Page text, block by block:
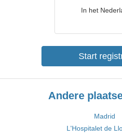
In het
Start
Andere
Madrid
L'Hospitalet de